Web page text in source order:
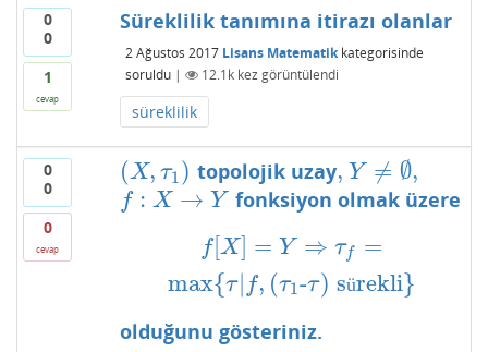
0
0
1
cevap
Süreklilik tanımına itirazı olanlar
2 Ağustos 2017 Lisans Matematikkategorisinde
soruldu | 12.1kkez görüntülendi
süreklilik
0
0
0
cevap
(X, τ1 )
(X,τ1) topolojik uzay,
, Y ≠ ∅,
Y≠ ∅,
f : X → Y
f:X→Y fonksiyon olmak üzere
f[X] = Y ⇒ τf
=
max{τ| f, (τ1-τ) sürekli}
⇒τf=max{τ|f,(τ 1-τ )sürekli
olduğunu gösteriniz.